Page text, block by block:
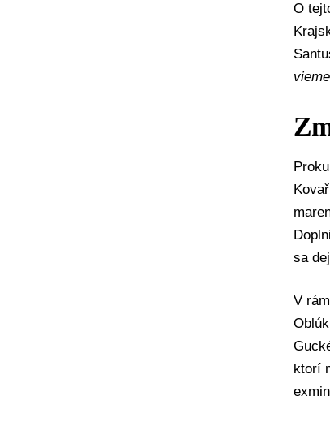
O
sa
V
ktorí